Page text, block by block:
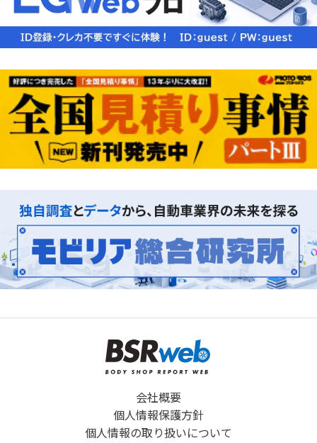
会社概要
個人情報保護方針
個人情報の取り扱いについて